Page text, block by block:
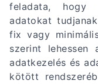
feladata, hogy
adatokat
fix vagy
szerint lehessen
adatkezelés és
kötött